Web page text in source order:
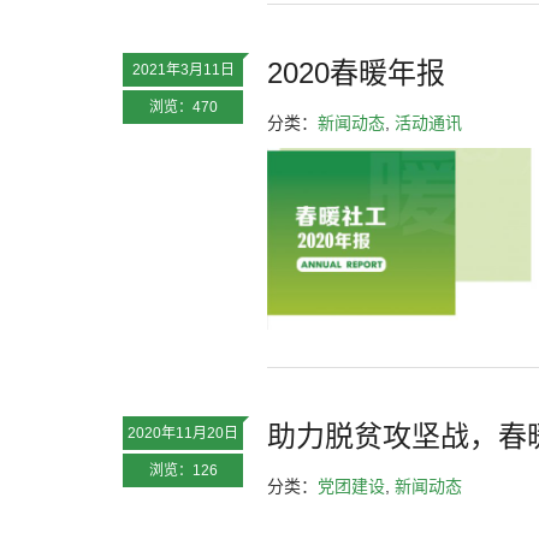
2021年3月11日
浏览：470
2020春暖年报
分类： 新闻动态 活动通讯
2020年11月20日
浏览：126
助力脱贫攻坚战，春
分类： 党团建设 新闻动态